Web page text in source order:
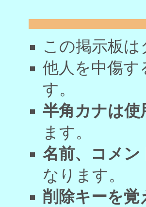
この掲示板
他人を中傷す
す。
半角カナは
ます。
名前、コメン
なります。
削除キーを覚